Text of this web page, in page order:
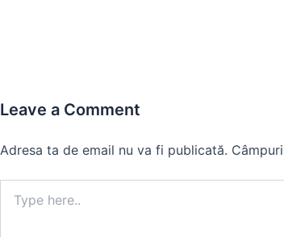
Leave a Comment
Adresa ta de email nu va fi publicată.
here..